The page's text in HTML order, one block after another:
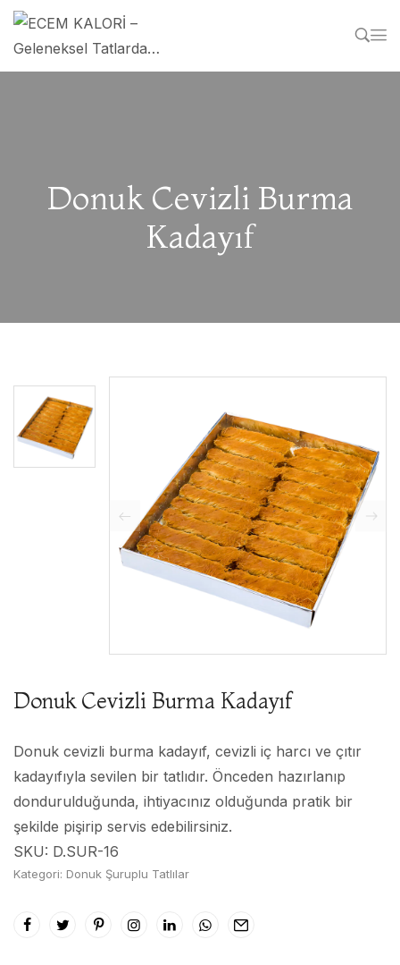
Donuk Cevizli Burma
Kadayıf
Donuk Cevizli Burma Kadayıf
Donuk cevizli burma kadayıf, cevizli iç harcı ve çıtır
kadayıfıyla sevilen bir tatlıdır. Önceden hazırlanıp
dondurulduğunda, ihtiyacınız olduğunda pratik bir
şekilde pişirip servis edebilirsiniz.
SKU: D.SUR-16
Kategori: Donuk Şuruplu Tatlılar